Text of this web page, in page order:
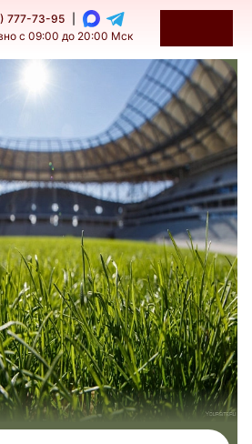
777-73-95
с 09:00 до 20:00 Мск